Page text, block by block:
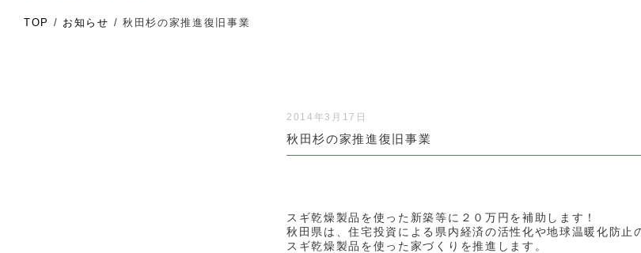
TOP / お知らせ / 秋田杉の家推進復旧事業
2014年3月17日
秋田杉の家推進復旧事業
スギ乾燥製品を使った新築等に２０万円を補助します！
秋田県は、住宅投資による県内経済の活性化や地球温暖化防止
スギ乾燥製品を使った家づくりを推進します。